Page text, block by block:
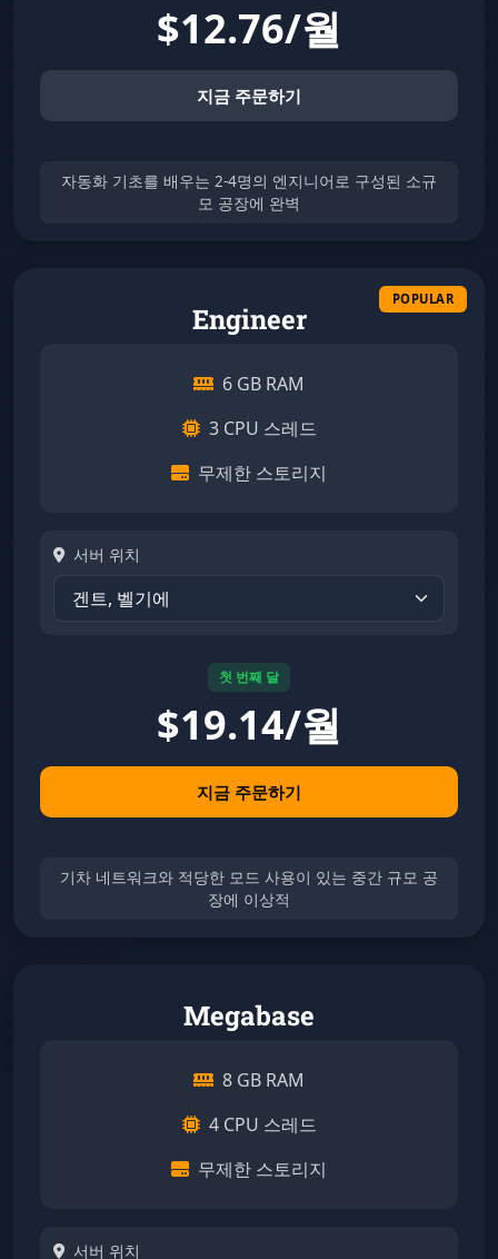
$12.76/월
지금 주문하기
자동화 기초를 배우는 2-4명의 엔지니어로 구성된 소규
모 공장에 완벽
Engineer
6 GB RAM
3 CPU 스레드
무제한 스토리지
서버 위치
첫 번째 달
$19.14/월
지금 주문하기
기차 네트워크와 적당한 모드 사용이 있는 중간 규모 공
장에 이상적
Megabase
8 GB RAM
4 CPU 스레드
무제한 스토리지
서버 위치